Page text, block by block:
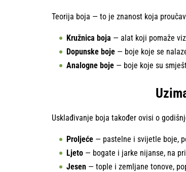
Teorija boja — to je znanost koja
Kružnica boja — alat koji pomaže
Dopunske boje — boje koje se
Analogne boje — boje koje su
Usklađivanje boja također ovisi o
Proljeće — pastelne i svijetle boje,
Ljeto — bogate i jarke nijanse, na
Jesen — tople i zemljane tonove,